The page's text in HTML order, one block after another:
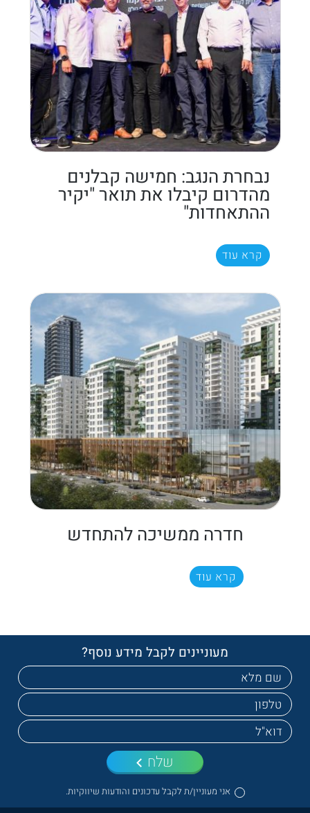
נבחרת הנגב: חמישה קבלנים
מהדרום קיבלו את תואר "יקיר
ההתאחדות"
קרא עוד
חדרה ממשיכה להתחדש
קרא עוד
מעוניינים לקבל מידע נוסף?
אני מעוניין/ת לקבל עדכונים והודעות שיווקיות.
שלח